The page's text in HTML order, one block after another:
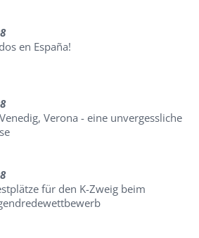
en España!
Verona - eine unvergessliche
für den K-Zweig beim